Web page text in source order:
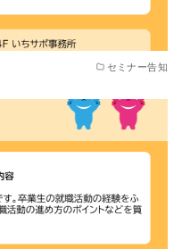
セミナー告知